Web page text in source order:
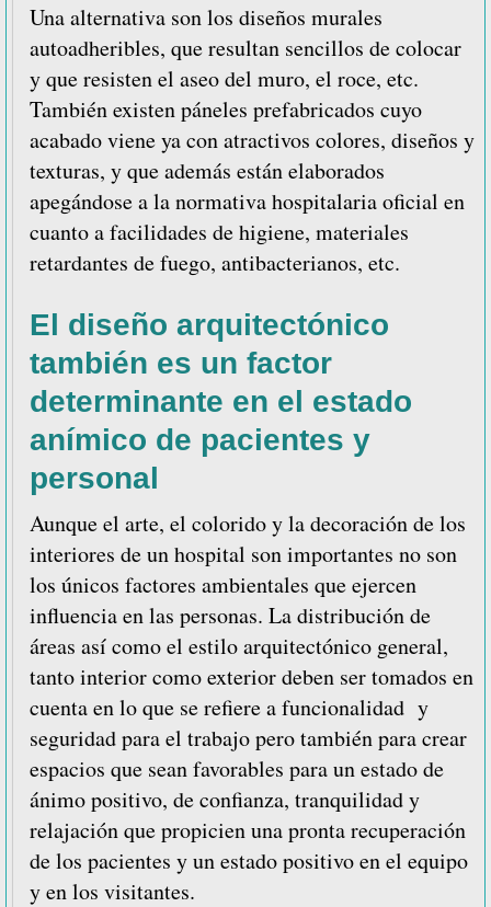
Una alternativa son los diseños murales
autoadheribles, que resultan sencillos de colocar
y que resisten el aseo del muro, el roce, etc.
También existen páneles prefabricados cuyo
acabado viene ya con atractivos colores, diseños y
texturas, y que además están elaborados
apegándose a la normativa hospitalaria oficial en
cuanto a facilidades de higiene, materiales
retardantes de fuego, antibacterianos, etc.
El diseño arquitectónico
también es un factor
determinante en el estado
anímico de pacientes y
personal
Aunque el arte, el colorido y la decoración de los
interiores de un hospital son importantes no son
los únicos factores ambientales que ejercen
influencia en las personas. La distribución de
áreas así como el estilo arquitectónico general,
tanto interior como exterior deben ser tomados en
cuenta en lo que se refiere a funcionalidad y
seguridad para el trabajo pero también para crear
espacios que sean favorables para un estado de
ánimo positivo, de confianza, tranquilidad y
relajación que propicien una pronta recuperación
de los pacientes y un estado positivo en el equipo
y en los visitantes.